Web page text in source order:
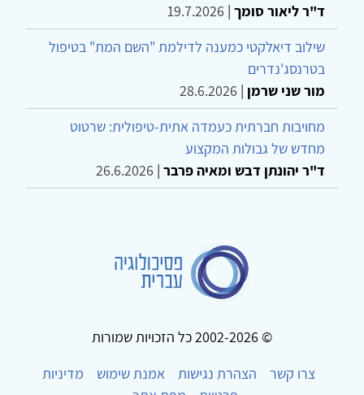
ד"ר ליאור סומך |
19.7.2026
שילוב דיאלקטי כמענה לדילמת "השם המת" בטיפול
בטרנסג'נדרים
מור שני שרמן |
28.6.2026
מחויבות חברתית כעמדה אתית-טיפולית: שרטוט
מחדש של גבולות המקצוע
ד"ר יהונתן דבש ומאיה פרבר |
26.6.2026
© 2002-2026 כל הזכויות שמורות
צרו קשר
הצהרת נגישות אמנת שימוש
מדיניות